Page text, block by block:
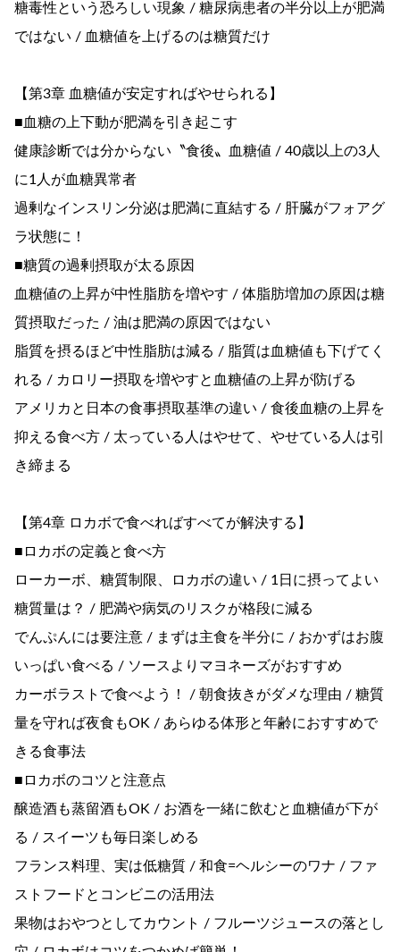
糖毒性という恐ろしい現象 / 糖尿病患者の半分以上が肥満
ではない / 血糖値を上げるのは糖質だけ
【第3章 血糖値が安定すればやせられる】
■血糖の上下動が肥満を引き起こす
健康診断では分からない〝食後〟血糖値 / 40歳以上の3人
に1人が血糖異常者
過剰なインスリン分泌は肥満に直結する / 肝臓がフォアグ
ラ状態に！
■糖質の過剰摂取が太る原因
血糖値の上昇が中性脂肪を増やす / 体脂肪増加の原因は糖
質摂取だった / 油は肥満の原因ではない
脂質を摂るほど中性脂肪は減る / 脂質は血糖値も下げてく
れる / カロリー摂取を増やすと血糖値の上昇が防げる
アメリカと日本の食事摂取基準の違い / 食後血糖の上昇を
抑える食べ方 / 太っている人はやせて、やせている人は引
き締まる
【第4章 ロカボで食べればすべてが解決する】
■ロカボの定義と食べ方
ローカーボ、糖質制限、ロカボの違い / 1日に摂ってよい
糖質量は？ / 肥満や病気のリスクが格段に減る
でんぷんには要注意 / まずは主食を半分に / おかずはお腹
いっぱい食べる / ソースよりマヨネーズがおすすめ
カーボラストで食べよう！ / 朝食抜きがダメな理由 / 糖質
量を守れば夜食もOK / あらゆる体形と年齢におすすめで
きる食事法
■ロカボのコツと注意点
醸造酒も蒸留酒もOK / お酒を一緒に飲むと血糖値が下が
る / スイーツも毎日楽しめる
フランス料理、実は低糖質 / 和食=ヘルシーのワナ / ファ
ストフードとコンビニの活用法
果物はおやつとしてカウント / フルーツジュースの落とし